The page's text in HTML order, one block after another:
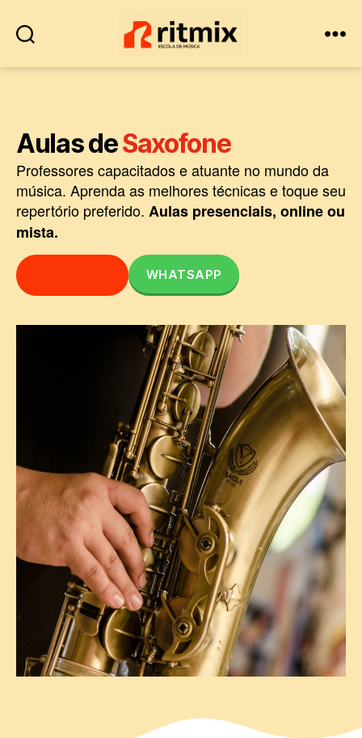
Escola
Ritmix
Aulas deSaxofone
Professores capacitados e atuante no mundo da
música. Aprenda as melhores técnicas e toque seu
repertório preferido. Aulas presenciais, online ou
mista.
WHATSAPP